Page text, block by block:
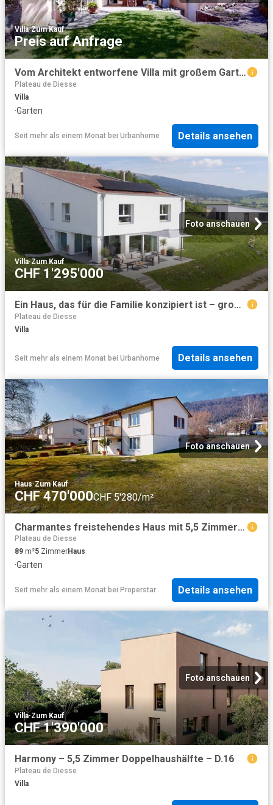
Villa·Zum Kauf
Preis auf Anfrage
Vom Architekt entworfene Villa mit großem Garten und einzigartigem Potenzial
Plateau de Diesse
Villa
·Garten
Seit mehr als einem Monat bei Urbanhome Details ansehen
Foto anschauen
Villa·Zum Kauf
CHF 1'295'000
Ein Haus, das für die Familie konzipiert ist – grosses Grundstück von 860 m2
Plateau de Diesse
Villa
Seit mehr als einem Monat bei Urbanhome Details ansehen
Foto anschauen
Haus·Zum Kauf
CHF 470'000CHF 5'280/m²
Charmantes freistehendes Haus mit 5,5 Zimmern und viel Potenzial
Plateau de Diesse
89 m²5 ZimmerHaus
·Garten
Seit mehr als einem Monat bei Properstar Details ansehen
Foto anschauen
Villa·Zum Kauf
CHF 1'390'000
Harmony – 5,5 Zimmer Doppelhaushälfte – D.16
Plateau de Diesse
Villa